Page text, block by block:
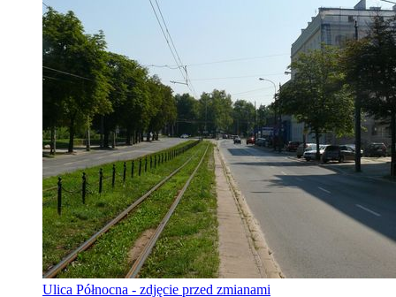
Ulica Północna - zdjęcie przed zmianami